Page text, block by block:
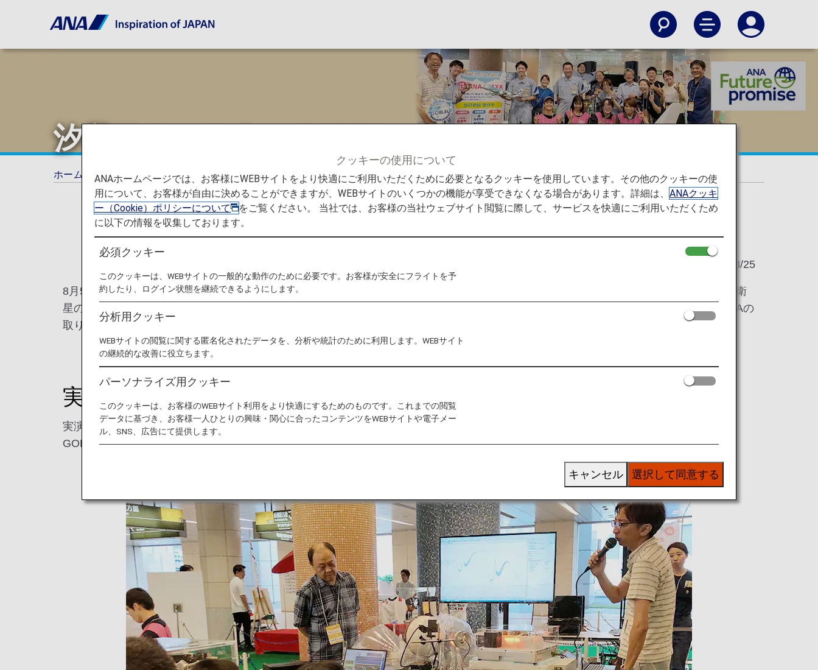
汐留サマースクール2023
ホーム ANAからのお知らせ ANA Future Promise 汐留サマースクール2023
2023/08/25
8月5日から8月6日まで宇宙、サイエンス、サステナビリティなどをテーマに汐留で開催された汐留サマースクール2023に、飛行機と人工衛
星の仕組みを学ぶ体験プログラム「さわってみよう！空と宇宙！」のブースをANAとJAXA合同で出展し、多くの子どもたちにANAとJAXAの
取り組みを体験いただきました。汐留サマースクール2023でANAが行ったサステナブルな体験や展示内容をご紹介いたします。
実演ブース
実演ブースでは、ANA x JAXAの共同研究「GOBLEUプロジェクト
」で大気成分を空から計測している様子を実演で紹介しました。この
GOBLEUプロジェクトでは、大気成分の観測で得られたデータから温室効果ガスの削減を目指しています。
クッキーの使用について
ANAホームページでは、お客様にWEBサイトをより快適にご利用いただくために必要となるクッキーを使用しています。その他のクッキーの使
用について、お客様が自由に決めることができますが、WEBサイトのいくつかの機能が享受できなくなる場合があります。詳細は、ANAクッキ
ー（Cookie）ポリシーについて
をご覧ください。 当社では、お客様の当社ウェブサイト閲覧に際して、サービスを快適にご利用いただくため
に以下の情報を収集しております。
必須クッキー
このクッキーは、WEBサイトの一般的な動作のために必要です。お客様が安全にフライトを予
約したり、ログイン状態を継続できるようにします。
分析用クッキー
WEBサイトの閲覧に関する匿名化されたデータを、分析や統計のために利用します。WEBサイト
の継続的な改善に役立ちます。
パーソナライズ用クッキー
このクッキーは、お客様のWEBサイト利用をより快適にするためのものです。これまでの閲覧
データに基づき、お客様一人ひとりの興味・関心に合ったコンテンツをWEBサイトや電子メー
ル、SNS、広告にて提供します。
選択して同意する
キャンセル